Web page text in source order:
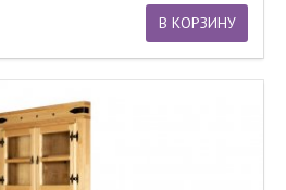
В КОРЗИНУ